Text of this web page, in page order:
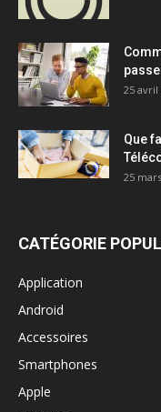
25 avril
Que
25
CATÉGORIE
Application
Android
Accessoires
Smartphones
Apple